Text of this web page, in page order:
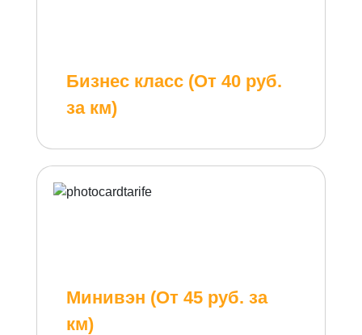
Бизнес класс (От 40 руб.
за км)
Минивэн (От 45 руб. за
км)